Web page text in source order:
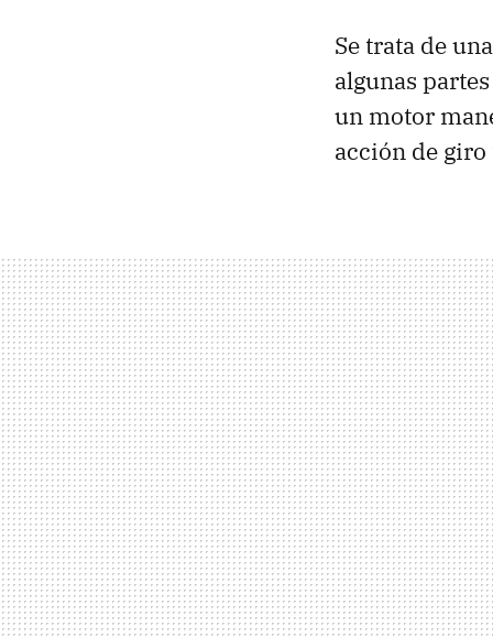
Se trata de
algunas
un motor
acción de